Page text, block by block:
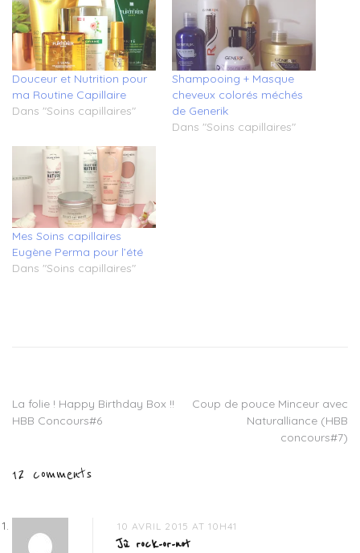
Douceur et Nutrition pour
ma Routine Capillaire
Dans "Soins capillaires"
Shampooing + Masque
cheveux colorés méchés
de Generik
Dans "Soins capillaires"
Mes Soins capillaires
Eugène Perma pour l’été
Dans "Soins capillaires"
fruit,
essence
masque
rene
Navigation
l’article
La folie ! Happy Birthday Box !!
HBB Concours#6
Coup de pouce Minceur avec
Naturalliance (HBB
concours#7)
12 comments
10 AVRIL 2015 AT 10H41
Jû rock-or-not